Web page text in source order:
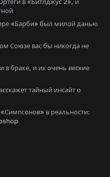
в «Битлджус 2», и
«Барби» был милой данью
Союзе вас бы никогда не
в браке, и их очень веские
тайный инсайт о
в реальности: